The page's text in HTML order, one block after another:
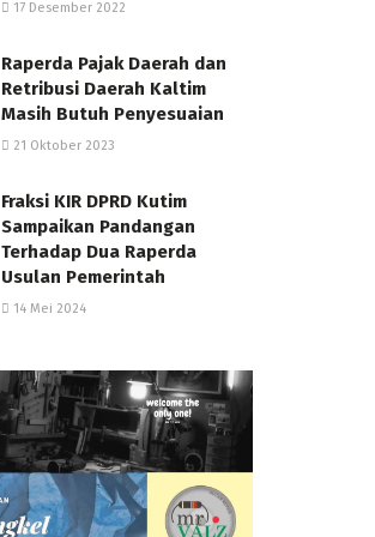
17 Desember 2022
Raperda Pajak Daerah dan
Retribusi Daerah Kaltim
Masih Butuh Penyesuaian
21 Oktober 2023
Fraksi KIR DPRD Kutim
Sampaikan Pandangan
Terhadap Dua Raperda
Usulan Pemerintah
14 Mei 2024